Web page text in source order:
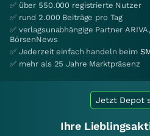
✅ über 550.000 registrierte Nutzer
✅ rund 2.000 Beiträge pro Tag
✅ verlagsunabhängige Partner
BörsenNews
✅ Jederzeit einfach handeln beim
✅ mehr als 25 Jahre Marktpräsenz
Jetzt Depot
Ihre